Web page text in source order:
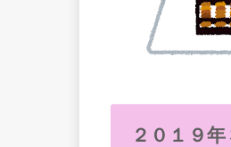
２０１９